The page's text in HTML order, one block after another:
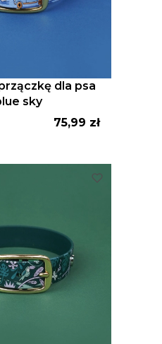
dla psa
sky
Cena
75,99 zł